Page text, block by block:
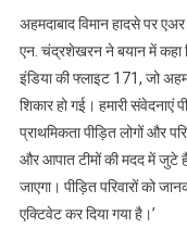
अहमदाबाद विमान हादसे पर
एन. चंद्रशेखरन ने बयान में कहा
इंडिया की फ्लाइट 171, जो
शिकार हो गई। हमारी संवेदनाएं
प्राथमिकता पीड़ित लोगों और
और आपात टीमों की मदद में जुटे
जाएगा। पीड़ित परिवारों को
एक्टिवेट कर दिया गया है।’